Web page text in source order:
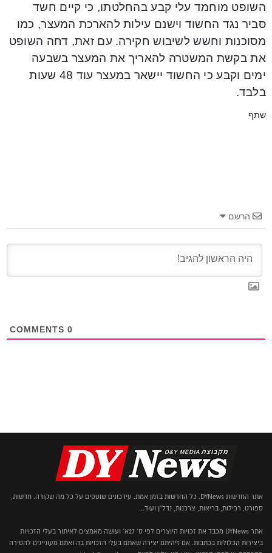
השופט מוחמד עלי קבע בהחלטתו, כי קיים חשד
סביר נגד החשוד וישנם עילות להארכת המעצר, כמו
מסוכנות וחשש לשיבוש חקירה. עם זאת, דחה השופט
את בקשת המשטרה להאריך את המעצר בשבעה
ימים וקבע כי החשוד יישאר במעצר עוד 48 שעות
בלבד.
שתף
הרשם
0
אתר החדשות DYNews. כל החדשות בזמן אמת. עידכונים שוטפים על כל מה שקורה. חדשות,
ספורט, רכילות, בריאות, צרכנות, נדל"ן ועוד...
אתר DYNews מכבד את זכויות היוצרים לפי ס' 27א' ועושה מאמצים לאיתור בעלי הזכויות
ביצירות הכלולות בכתבות. אם זיהיתם יצירה שאתם בעלי הזכויות בה ואתם מעוניינים להסירה